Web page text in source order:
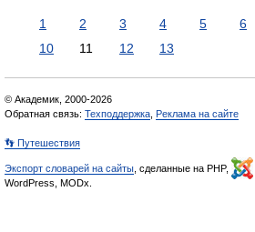
1 2 3 4 5 6
10
11 12 13
© Академик, 2000-2026
Обратная связь: Техподдержка Реклама на сайте
👣 Путешествия
Экспорт словарей на сайты , сделанные на PHP,
WordPress, MODx.